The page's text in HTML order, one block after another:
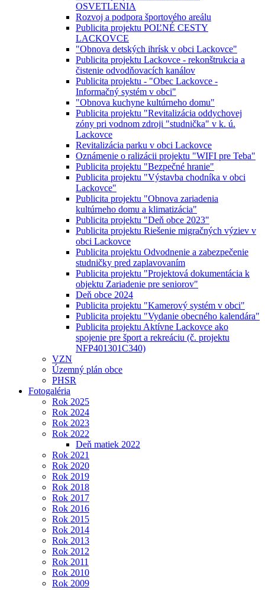
OSVETLENIA
Rozvoj a podpora športového areálu
Publicita projektu POĽNÉ CESTY
LACKOVCE
"Obnova detských ihrísk v obci Lackovce"
Publicita projektu Lackovce - rekonštrukcia a
čistenie odvodňovacích kanálov
Publicita projektu - "Obec Lackovce -
Informačný systém v obci"
"Obnova kuchyne kultúrneho domu"
Publicita projektu "Revitalizácia oddychovej
zóny pri vodnom zdroji "studnička" v k. ú.
Lackovce
Revitalizácia parku v obci Lackovce
Oznámenie o ralizácii projektu "WIFI pre Teba"
Publicita projektu "Bezpečné hranie"
Publicita projektu "Výstavba chodníka v obci
Lackovce"
Publicita projektu "Obnova zariadenia
kultúrneho domu a klimatizácia"
Publicita projektu "Deň obce 2023"
Publicita projektu Riešenie migračných výziev v
obci Lackovce
Publicita projektu Odvodnenie a zabezpečenie
studničky pred zaplavovaním
Publicita projektu "Projektová dokumentácia k
objektu Zariadenie pre seniorov"
Deň obce 2024
Publicita projektu "Kamerový systém v obci"
Publicita projektu "Vydanie obecného kalendára"
Publicita projektu Aktívne Lackovce ako
spojenie pre šport a rekreáciu (č. projektu
NFP401301C340)
VZN
Územný plán obce
PHSR
Fotogaléria
Rok 2025
Rok 2024
Rok 2023
Rok 2022
Deň matiek 2022
Rok 2021
Rok 2020
Rok 2019
Rok 2018
Rok 2017
Rok 2016
Rok 2015
Rok 2014
Rok 2013
Rok 2012
Rok 2011
Rok 2010
Rok 2009